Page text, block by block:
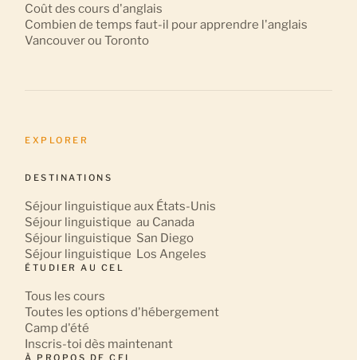
Coût des cours d'anglais
Combien de temps faut-il pour apprendre l'anglais
Vancouver ou Toronto
EXPLORER
DESTINATIONS
Séjour linguistiqueaux États-Unis
Séjour linguistique au Canada
Séjour linguistique San Diego
Séjour linguistique Los Angeles
ÉTUDIER AU CEL
Tous les cours
Toutes les options d'hébergement
Camp d'été
Inscris-toi dès maintenant
À PROPOS DE CEL